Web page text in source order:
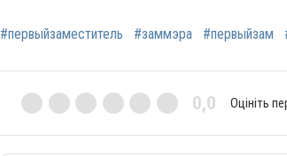
#первыйзаместитель #заммэра #первыйзам
0,0 Оцініть